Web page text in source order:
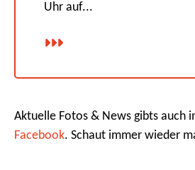
Uhr auf...
Aktuelle Fotos & News gibts auch
Facebook. Schaut immer wieder